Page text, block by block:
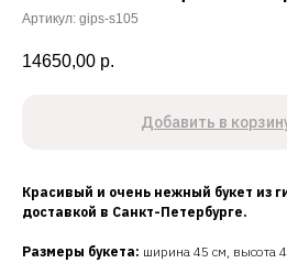
Артикул: gips-s105
14650,00 р.
Добавить в
Красивый и очень нежный букет из
доставкой в Санкт-Петербурге.
Размеры букета: ширина 45 см, высота